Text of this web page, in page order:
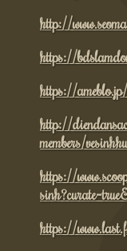
http://
https://
https://
http://
members/
https://
https://